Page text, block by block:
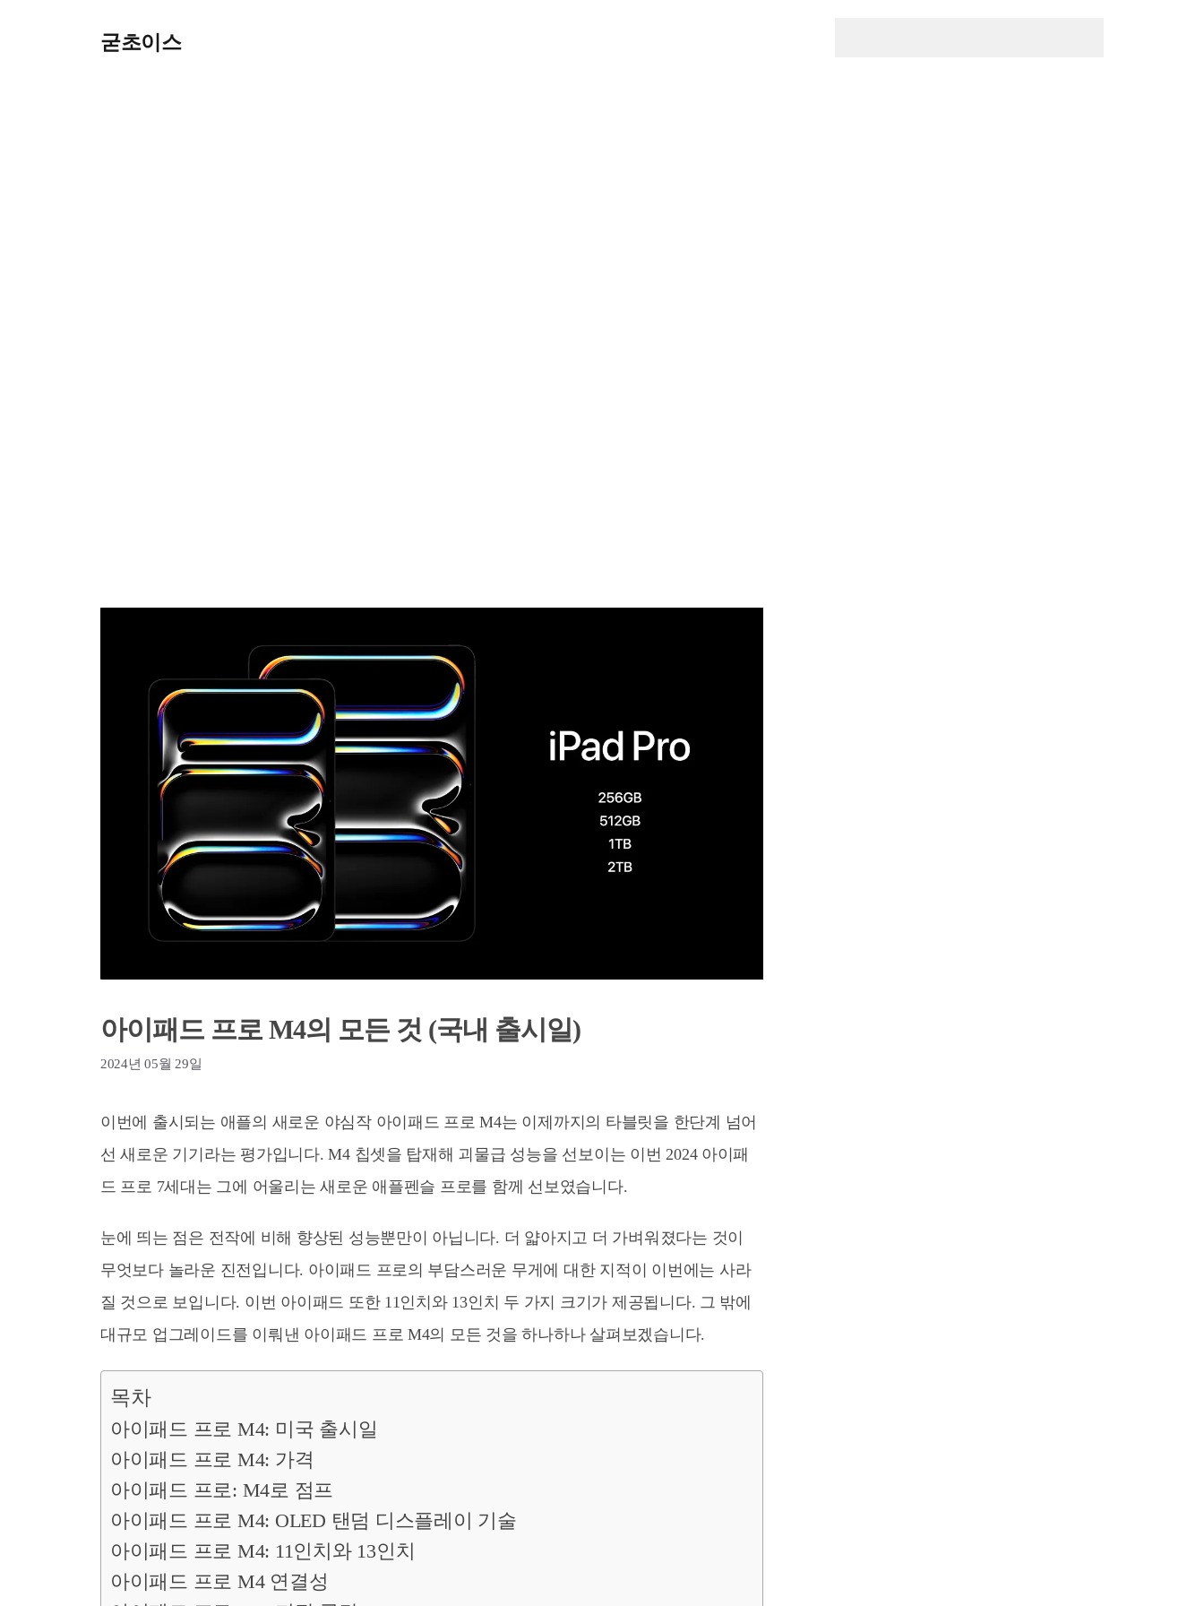
굳초이스
아이패드 프로 M4의 모든 것 (국내 출시일)
2024년 05월 29일
이번에 출시되는 애플의 새로운 야심작 아이패드 프로 M4는 이제까지의 타블릿을 한단계 넘어
선 새로운 기기라는 평가입니다. M4 칩셋을 탑재해 괴물급 성능을 선보이는 이번 2024 아이패
드 프로 7세대는 그에 어울리는 새로운 애플펜슬 프로를 함께 선보였습니다.
눈에 띄는 점은 전작에 비해 향상된 성능뿐만이 아닙니다. 더 얇아지고 더 가벼워졌다는 것이
무엇보다 놀라운 진전입니다. 아이패드 프로의 부담스러운 무게에 대한 지적이 이번에는 사라
질 것으로 보입니다. 이번 아이패드 또한 11인치와 13인치 두 가지 크기가 제공됩니다. 그 밖에
대규모 업그레이드를 이뤄낸 아이패드 프로 M4의 모든 것을 하나하나 살펴보겠습니다.
목차
아이패드 프로 M4: 미국 출시일
아이패드 프로 M4: 가격
아이패드 프로: M4로 점프
아이패드 프로 M4: OLED 탠덤 디스플레이 기술
아이패드 프로 M4: 11인치와 13인치
아이패드 프로 M4 연결성